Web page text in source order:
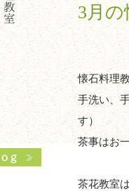
3月
懐石料理
手洗い、
す）
茶事はお
茶花教室